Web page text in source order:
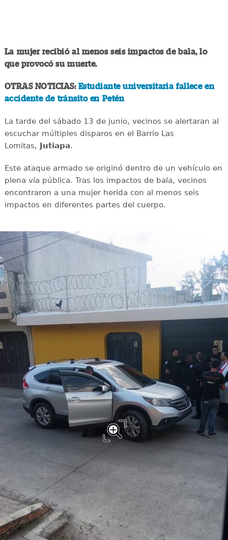
La mujer recibió al menos seis impactos de bala, lo
que provocó su muerte.
OTRAS NOTICIAS: Estudiante universitaria fallece en
accidente de tránsito en Petén
La tarde del sábado 13 de junio, vecinos se alertaran al
escuchar múltiples disparos en el Barrio Las
Lomitas, Jutiapa.
Este ataque armado se originó dentro de un vehículo en
plena vía pública. Tras los impactos de bala, vecinos
encontraron a una mujer herida con al menos seis
impactos en diferentes partes del cuerpo.